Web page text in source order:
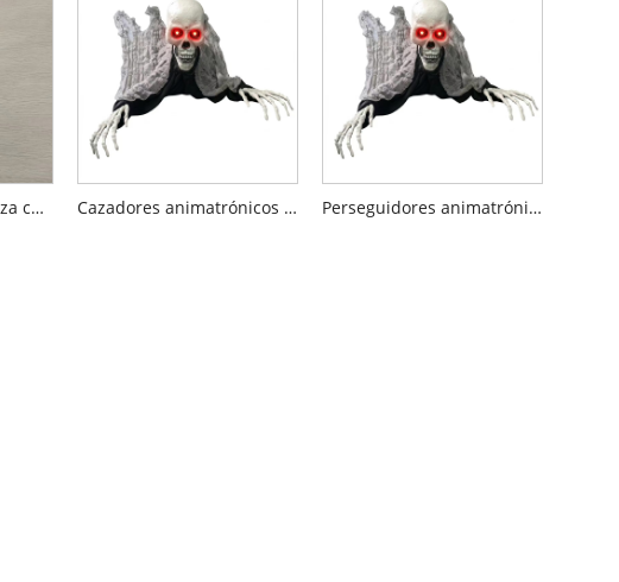
Hacha de doble cabeza con calavera de Halloween Cazadores animatrónicos de Halloween para fiesta Perseguidores animatrónicos de Halloween